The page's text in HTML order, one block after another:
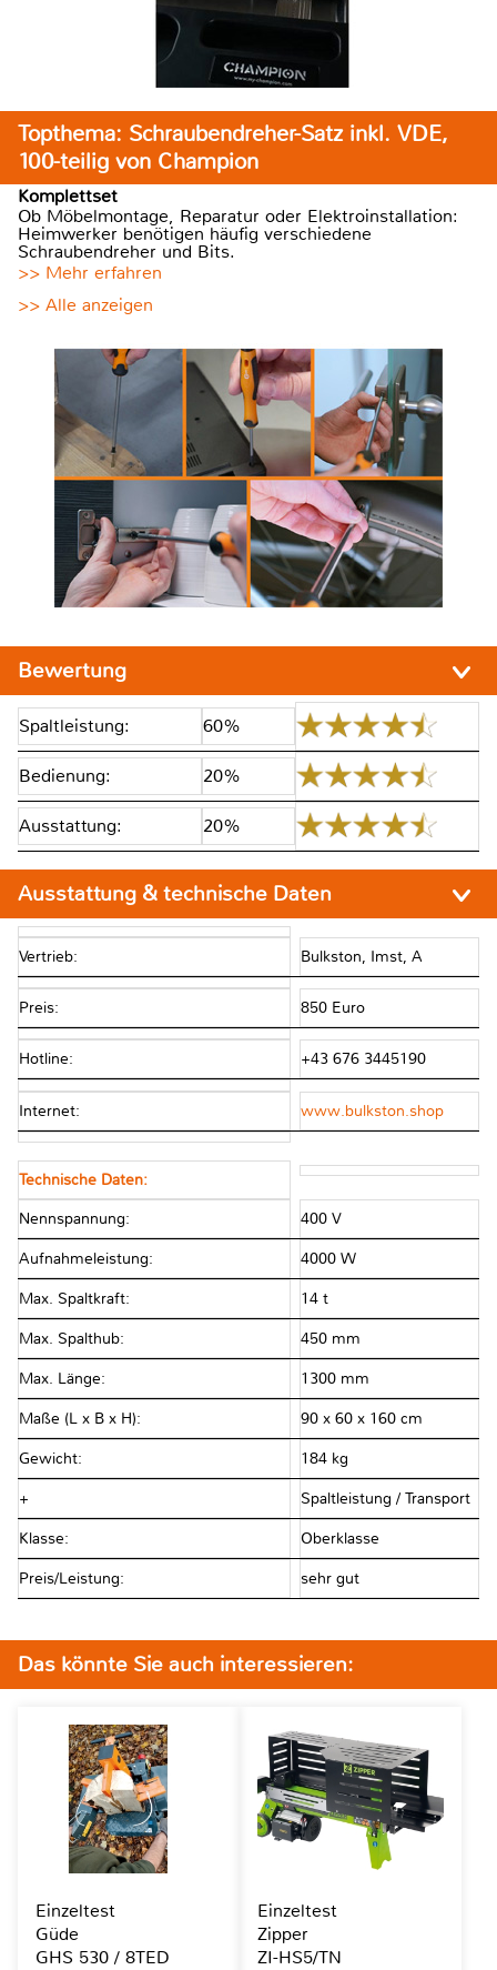
Topthema: Schraubendreher-Satz inkl. VDE,
100-teilig von Champion
Komplettset
Ob Möbelmontage, Reparatur oder Elektroinstallation:
Heimwerker benötigen häufig verschiedene
Schraubendreher und Bits.
>> Mehr erfahren
>> Alle anzeigen
Bewertung
Spaltleistung: 60%
Bedienung: 20%
Ausstattung: 20%
Ausstattung & technische Daten
Vertrieb: Bulkston, Imst, A
Preis: 850 Euro
Hotline: +43 676 3445190
Internet: www.bulkston.shop
Technische Daten:
Nennspannung: 400 V
Aufnahmeleistung: 4000 W
Max. Spaltkraft: 14 t
Max. Spalthub: 450 mm
Max. Länge: 1300 mm
Maße (L x B x H): 90 x 60 x 160 cm
Gewicht: 184 kg
+ Spaltleistung / Transport
Klasse: Oberklasse
Preis/Leistung: sehr gut
Das könnte Sie auch interessieren:
Einzeltest
Güde
GHS 530 / 8TED
Einzeltest
Zipper
ZI-HS5/TN